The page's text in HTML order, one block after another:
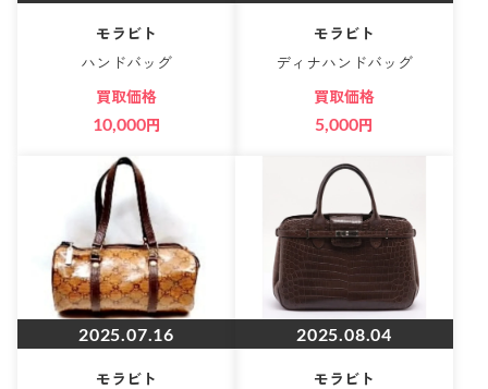
モラビト
ハンドバッグ
買取価格
10,000円
モラビト
ディナハンドバッグ
買取価格
5,000円
2025.07.16
モラビト
2025.08.04
モラビト